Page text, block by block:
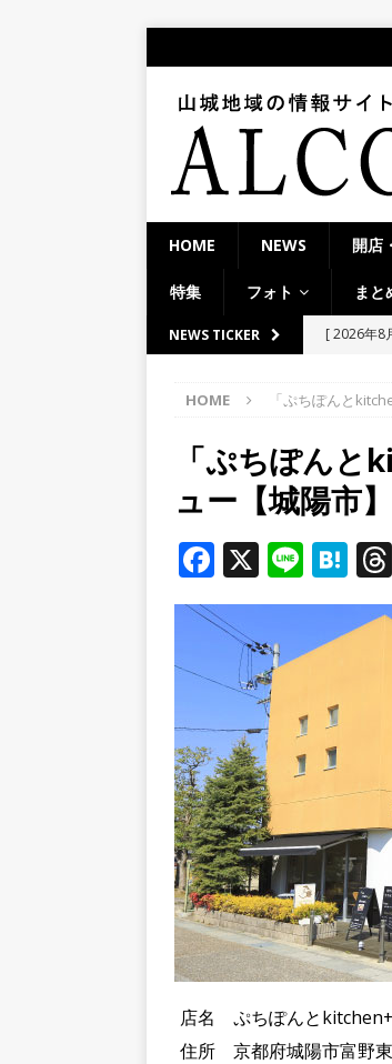
HOME NEWS 開店
特集 フォト まと
NEWS TICKER [ 2026年8
[ 2026年8
ト
[ 2026年8
／２０２６
[ 2026年8
餅しぐれ
ルから甲
HOME 「ぷちぽんと
「ぷちぽん
ュー【城陽市】
F
a
c
b
o
o
k
X Li
n
e
H
at
e
店名 ぷちぽんと
住所 京都府城陽市富野